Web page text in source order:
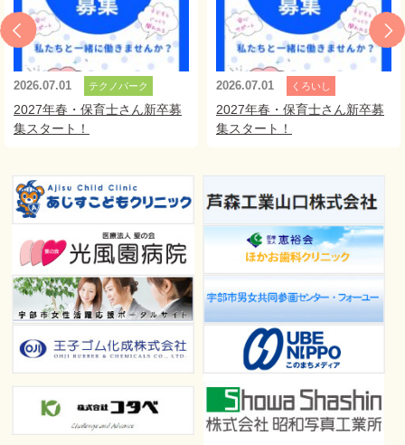
2026.07.01 テクノパーク
2027年春・保育士さん新卒募
集スタート！
2026.07.01 くろいし
2027年春・保育士さん新卒募
集スタート！